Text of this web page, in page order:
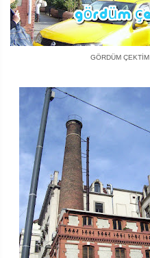
GÖRDÜM ÇEKTİM